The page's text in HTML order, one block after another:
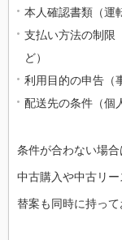
本人確認書類（運
支払い方法の制限
ど）
利用目的の申告（
配送先の条件（個
条件が合わない場
中古購入や中古リ
替案も同時に持って